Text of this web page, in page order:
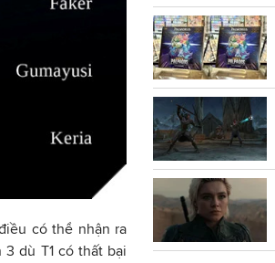
có thể nhận ra
3 dù T1 có thất bại